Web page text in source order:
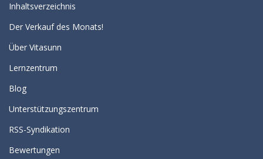
Inhaltsverzeichnis
Der Verkauf des Monats!
Über Vitasunn
Lernzentrum
Blog
Unterstützungszentrum
RSS-Syndikation
Bewertungen